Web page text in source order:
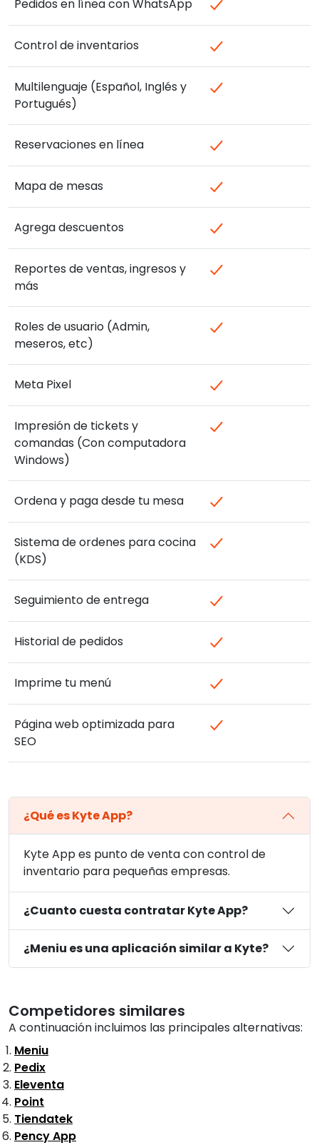
Pedidos en línea con WhatsApp
Control de inventarios
Multilenguaje (Español, Inglés y
Portugués)
Reservaciones en línea
Mapa de mesas
Agrega descuentos
Reportes de ventas, ingresos y
más
Roles de usuario (Admin,
meseros, etc)
Meta Pixel
Impresión de tickets y
comandas (Con computadora
Windows)
Ordena y paga desde tu mesa
Sistema de ordenes para cocina
(KDS)
Seguimiento de entrega
Historial de pedidos
Imprime tu menú
Página web optimizada para
SEO
¿Qué es Kyte App?
Kyte App es punto de venta con control de
inventario para pequeñas empresas.
¿Cuanto cuesta contratar Kyte App?
¿Meniu es una aplicación similar a Kyte?
Competidores similares
A continuación incluimos las principales alternativas:
Meniu
Pedix
Eleventa
Point
Tiendatek
Pency App